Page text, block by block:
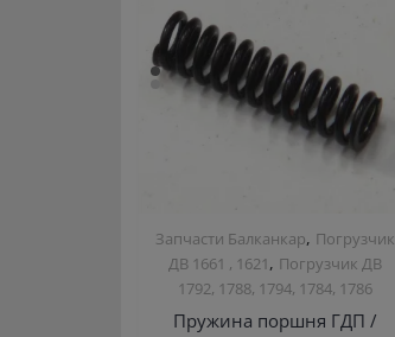
Запчасти Балканкар, Погрузчик
ДВ 1661 , 1621, Погрузчик ДВ
1792, 1788, 1794, 1784, 1786
Пружина поршня ГДП /